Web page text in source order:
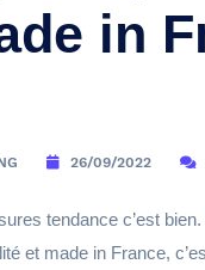
in
26/09/2022
tendance c’est
et made in France,